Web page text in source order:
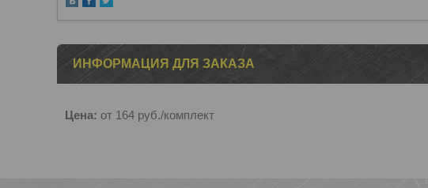
ИНФОРМАЦИЯ ДЛЯ ЗАКАЗА
Цена: от 164 руб./комплект